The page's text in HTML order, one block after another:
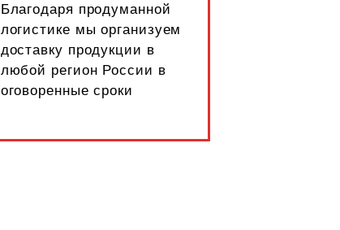
Благодаря продуманной
логистике мы организуем
доставку продукции в
любой регион России в
оговоренные сроки